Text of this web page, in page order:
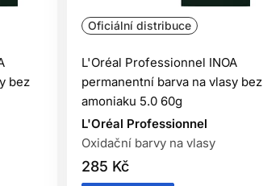
bez
Oficiální distribuce
L'Oréal Professionnel INOA
permanentní barva na vlasy bez
amoniaku 5.0 60g
L'Oréal Professionnel
Oxidační barvy na vlasy
285 Kč